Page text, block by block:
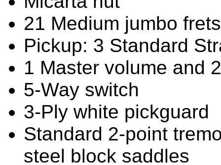
21 Medium jumbo frets
Pickup: 3 Standard
1 Master volume and
5-Way switch
3-Ply white pickguard
Standard 2-point
steel block saddles